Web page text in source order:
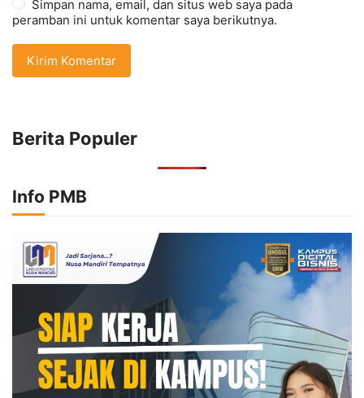
Simpan nama, email, dan situs web saya pada
peramban ini untuk komentar saya berikutnya.
Berita Populer
Info PMB